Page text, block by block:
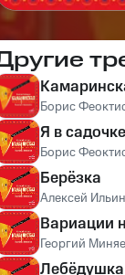
Борис
Я в
Борис
Берёзка
Алексей Ильин
Вариации
Георгий
Лебёдушка